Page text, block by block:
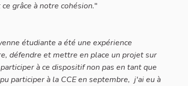
grâce à notre cohésion."
étudiante a été une expérience
défendre et mettre en place un projet sur
à ce dispositif non pas en tant que
participer à la CCE en septembre, j'ai eu à